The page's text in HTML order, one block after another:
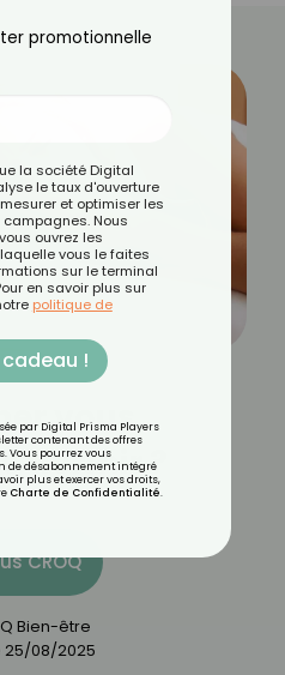
vous
dormir ?
CROQ
Bien-être
25/08/2025
promotionnelle
la société Digital
le taux d'ouverture
et optimiser les
Nous
ouvrez les
vous le faites
sur le terminal
en savoir plus sur
politique de
!
par Digital Prisma Players
contenant des offres
Vous pourrez vous
de désabonnement intégré
plus et exercer vos droits,
Charte de Confidentialité.